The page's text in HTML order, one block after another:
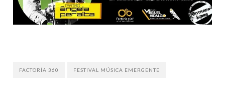
FACTORÍA 360 FESTIVAL MÚSICA EMERGENTE